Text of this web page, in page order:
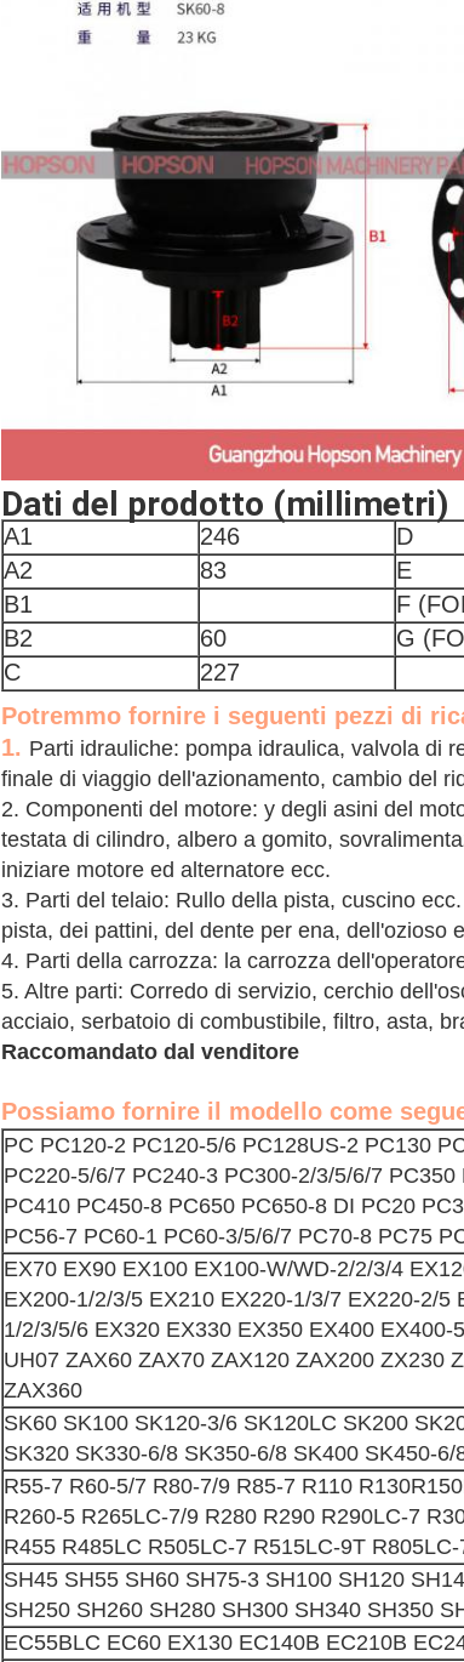
Dati del prodotto (millimetri)
A1 246 D
A2
83 E
B1
F
B2
60 G
C
227
Potremmo fornire i seguenti pezzi di
1. Parti idrauliche: pompa idraulica, valvola di
finale di viaggio dell'azionamento, cambio del
2. Componenti del motore: y degli asini del
testata di cilindro, albero a gomito,
iniziare motore ed alternatore ecc.
3. Parti del telaio: Rullo della pista, cuscino
pista, dei pattini, del dente per ena, dell'ozioso
4. Parti della carrozza: la carrozza
5. Altre parti: Corredo di servizio, cerchio
acciaio, serbatoio di combustibile, filtro, asta,
Raccomandato dal venditore
Possiamo fornire il modello come
PC PC120-2 PC120-5/6 PC128US-2 PC130
PC220-5/6/7 PC240-3 PC300-2/3/5/6/7
PC410 PC450-8 PC650 PC650-8 DI PC20
PC56-7 PC60-1 PC60-3/5/6/7 PC70-8 PC75
EX70 EX90 EX100 EX100-W/WD-2/2/3/4
EX200-1/2/3/5 EX210 EX220-1/3/7 EX220-2/
1/2/3/5/6 EX320 EX330 EX350 EX400
UH07 ZAX60 ZAX70 ZAX120 ZAX200 ZX230
ZAX360
SK60 SK100 SK120-3/6 SK120LC SK200
SK320 SK330-6/8 SK350-6/8 SK400 SK450-6/
R55-7 R60-5/7 R80-7/9 R85-7 R110
R260-5 R265LC-7/9 R280 R290 R290LC-7
R455 R485LC R505LC-7 R515LC-9T
SH45 SH55 SH60 SH75-3 SH100 SH120
SH250 SH260 SH280 SH300 SH340 SH350
EC55BLC EC60 EX130 EC140B EC210B